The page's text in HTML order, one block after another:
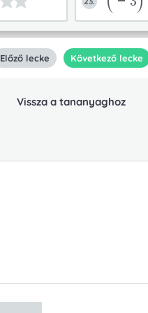
Előző lecke Következő lecke
Vissza a tananyaghoz